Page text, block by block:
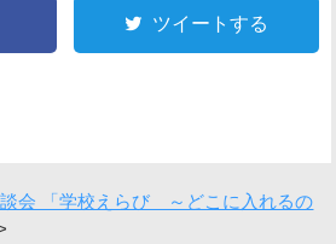
ツイートする
会 「学校えらび ～どこに入れるの